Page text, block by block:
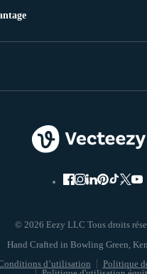
© 2026 Eezy LLC Tous droits
d’utilisation
Politique